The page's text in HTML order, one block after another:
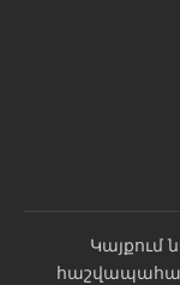
Կայքում